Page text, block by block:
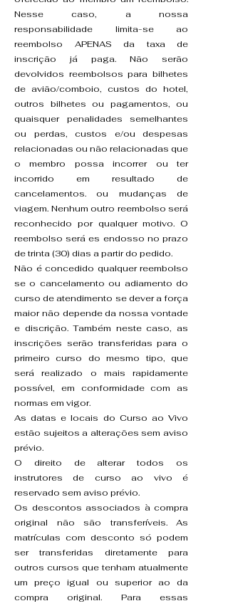
Nesse caso, a nossa
responsabilidade limita-se ao
reembolso APENAS da taxa de
inscrição já paga. Não serão
devolvidos reembolsos para bilhetes
de avião/comboio, custos do hotel,
outros bilhetes ou pagamentos, ou
quaisquer penalidades semelhantes
ou perdas, custos e/ou despesas
relacionadas ou não relacionadas que
o membro possa incorrer ou ter
incorrido em resultado de
cancelamentos. ou mudanças de
viagem. Nenhum outro reembolso será
reconhecido por qualquer motivo. O
reembolso será es endosso no prazo
de trinta (30) dias a partir do pedido.
Não é concedido qualquer reembolso
se o cancelamento ou adiamento do
curso de atendimento se dever a força
maior não depende da nossa vontade
e discrição. Também neste caso, as
inscrições serão transferidas para o
primeiro curso do mesmo tipo, que
será realizado o mais rapidamente
possível, em conformidade com as
normas em vigor.
As datas e locais do Curso ao Vivo
estão sujeitos a alterações sem aviso
prévio.
O direito de alterar todos os
instrutores de curso ao vivo é
reservado sem aviso prévio.
Os descontos associados à compra
original não são transferíveis. As
matrículas com desconto só podem
ser transferidas diretamente para
outros cursos que tenham atualmente
um preço igual ou superior ao da
compra original. Para essas